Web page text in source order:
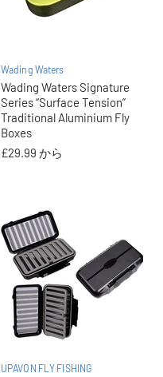
Wading Waters
Wading Waters Signature
Series “Surface Tension”
Traditional Aluminium Fly
Boxes
£29.99 から
UPAVON FLY FISHING